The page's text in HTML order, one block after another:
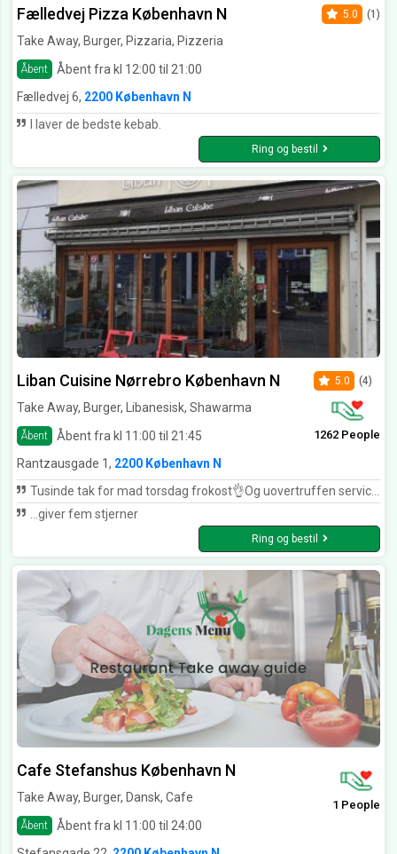
Fælledvej Pizza København N
Take Away, Burger, Pizzaria, Pizzeria
Åbent Åbent fra kl 12:00 til 21:00
5.0 (1)
Fælledvej 6, 2200 København N
I laver de bedste kebab.
Ring og bestil
Liban Cuisine Nørrebro København N
Take Away, Burger, Libanesisk, Shawarma
Åbent Åbent fra kl 11:00 til 21:45
5.0 (4)
1262 People
Rantzausgade 1, 2200 København N
Tusinde tak for mad torsdag frokost👌Og uovertruffen service❤️Længe siden jeg har prøvet det tak.
...giver fem stjerner
Ring og bestil
Cafe Stefanshus København N
Take Away, Burger, Dansk, Cafe
Åbent Åbent fra kl 11:00 til 24:00
1 People